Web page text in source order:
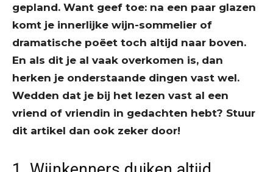
gepland. Want geef toe: na een paar glazen
komt je innerlijke wijn-sommelier of
dramatische poëet toch altijd naar boven.
En als dit je al vaak overkomen is, dan
herken je onderstaande dingen vast wel.
Wedden dat je bij het lezen vast al een
vriend of vriendin in gedachten hebt? Stuur
dit artikel dan ook zeker door!